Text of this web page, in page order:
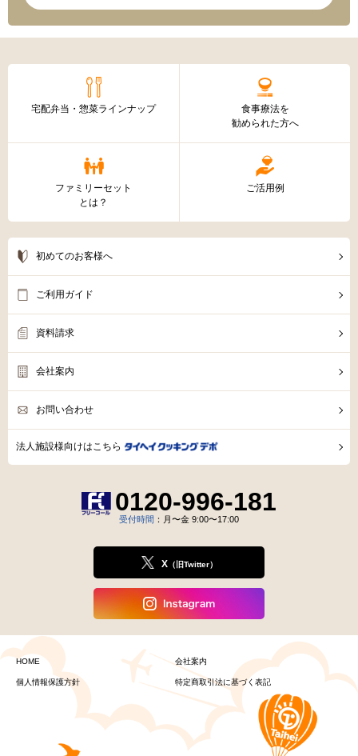
宅配弁当・惣菜ラインナップ
食事療法を
勧められた方へ
ファミリーセット
とは？
ご活用例
初めてのお客様へ
ご利用ガイド
資料請求
会社案内
お問い合わせ
法人施設様向けはこちら
0120-996-181
受付時間 ：月〜金 9:00〜17:00
X （旧Twitter）
HOME 会社案内
個人情報保護方針 特定商取引法に基づく表記